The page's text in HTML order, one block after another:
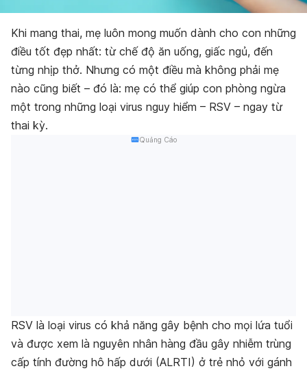
Khi mang thai, mẹ luôn mong muốn dành cho con những
điều tốt đẹp nhất: từ chế độ ăn uống, giấc ngủ, đến
từng nhịp thở. Nhưng có một điều mà không phải mẹ
nào cũng biết – đó là: mẹ có thể giúp con phòng ngừa
một trong những loại virus nguy hiểm – RSV – ngay từ
thai kỳ.
Quảng Cáo
RSV là loại virus có khả năng gây bệnh cho mọi lứa tuổi
và được xem là nguyên nhân hàng đầu gây nhiễm trùng
cấp tính đường hô hấp dưới (ALRTI) ở trẻ nhỏ với gánh